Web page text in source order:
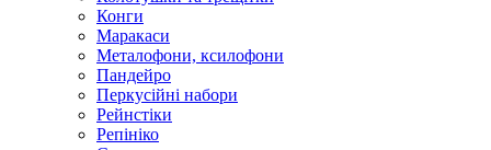
Конги
Маракаси
Металофони, ксилофони
Пандейро
Перкусійні набори
Рейнстіки
Репініко